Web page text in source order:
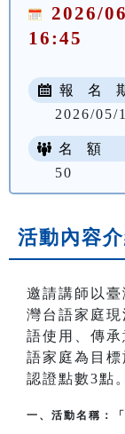
2026/
16:45
報 名
2026/05/
名 額
50
活動內容
邀請講師以
灣台語家庭
語使用、傳
語家庭為目
認證點數3點。
一、活動名稱：